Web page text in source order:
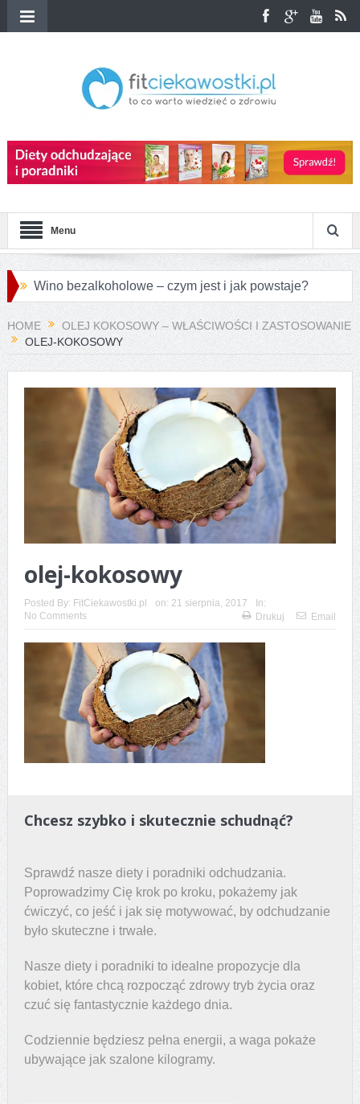
Menu
Wino bezalkoholowe – czym jest i jak powstaje?
Przepisy na różnorodne pierogi azjatyckie
Jakie są największe różnice między konopiami a
Opakowania aluminiowe dla lokali
gastronomicznych
Jak przygotować się do pierwszego treningu
personalnego?
Żurawina słodzona sokiem jabłkowym – zdrowy
Alternatywy dla białego pieczywa – jak je zastąpić w
diecie?
Skąd bierze się kłucie w kolanie?
WPA i WPC — poznaj różnice i podobieństwa
Czarny rum – jakie cechy go wyróżniają?
HOME
OLEJ KOKOSOWY – WŁAŚCIWOŚCI I ZASTOSOWANIE
OLEJ-KOKOSOWY
olej-kokosowy
Posted By: FitCiekawostki.pl on: 21 sierpnia, 2017
In:
No Comments
Drukuj Email
Chcesz szybko i skutecznie schudnąć?
Sprawdź nasze diety i poradniki odchudzania.
Poprowadzimy Cię krok po kroku, pokażemy jak
ćwiczyć, co jeść i jak się motywować, by odchudzanie
było skuteczne i trwałe.
Nasze diety i poradniki to idealne propozycje dla
kobiet, które chcą rozpocząć zdrowy tryb życia oraz
czuć się fantastycznie każdego dnia.
Codziennie będziesz pełna energii, a waga pokaże
ubywające jak szalone kilogramy.